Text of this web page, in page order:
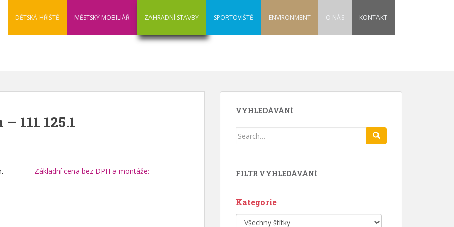
DĚTSKÁ HŘIŠTĚ MĚSTSKÝ MOBILIÁŘ ZAHRADNÍ STAVBY SPORTOVIŠTĚ ENVIRONMENT O NÁS KONTAKT
111 125.1
Základní cena bez DPH a montáže:
VYHLEDÁVÁNÍ
Search
FILTR VYHLEDÁVÁNÍ
Kategorie